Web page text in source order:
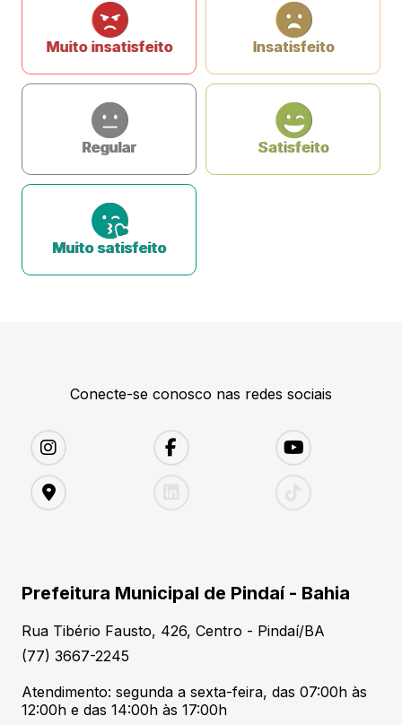
Muito insatisfeito Insatisfeito
Regular Satisfeito
Muito satisfeito
Conecte-se conosco nas redes sociais
Prefeitura Municipal de Pindaí - Bahia
Rua Tibério Fausto, 426, Centro - Pindaí/BA
(77) 3667-2245
Atendimento: segunda a sexta-feira, das 07:00h às
12:00h e das 14:00h às 17:00h